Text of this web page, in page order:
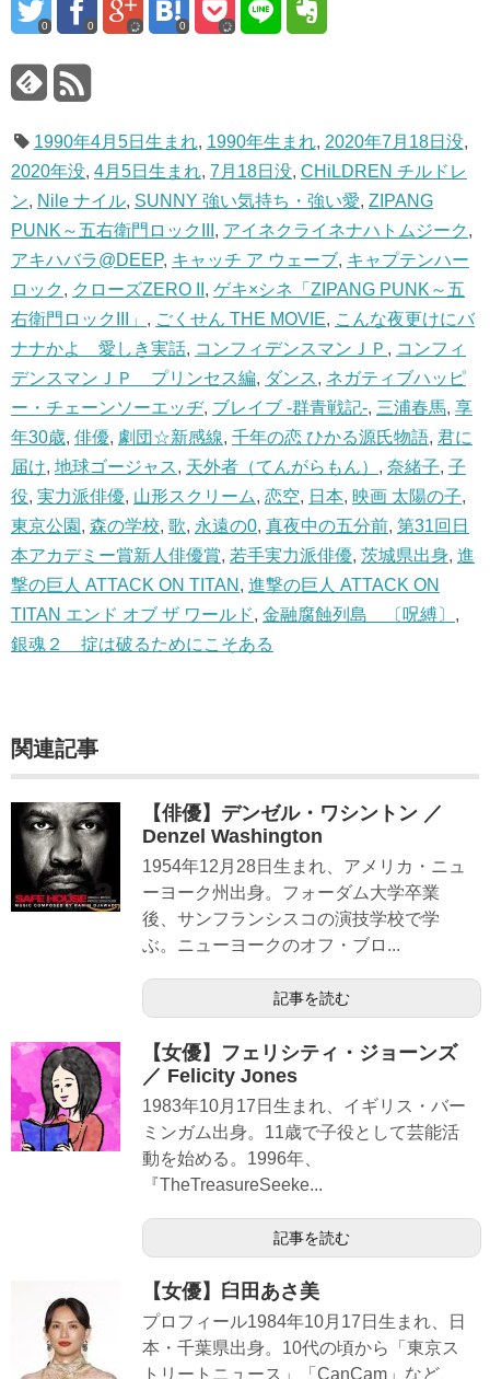
0 0 0
1990年4月5日生まれ, 1990年生まれ, 2020年7月18日没,
2020年没, 4月5日生まれ, 7月18日没, CHiLDREN チルドレ
ン, Nile ナイル, SUNNY 強い気持ち・強い愛, ZIPANG
PUNK～五右衛門ロックIII , アイネクライネナハトムジーク ,
アキハバラ@DEEP, キャッチ ア ウェーブ, キャプテンハー
ロック , クローズZERO II , ゲキ×シネ「ZIPANG PUNK～五
右衛門ロックIII」 , ごくせん THE MOVIE, こんな夜更けにバ
ナナかよ 愛しき実話, コンフィデンスマンＪＰ , コンフィ
デンスマンＪＰ プリンセス編, ダンス, ネガティブハッピ
ー・チェーンソーエッヂ, ブレイブ -群青戦記-, 三浦春馬, 享
年30歳, 俳優, 劇団☆新感線, 千年の恋 ひかる源氏物語, 君に
届け, 地球ゴージャス, 天外者（てんがらもん） , 奈緒子, 子
役, 実力派俳優, 山形スクリーム, 恋空, 日本, 映画 太陽の子,
東京公園 , 森の学校, 歌, 永遠の0, 真夜中の五分前, 第31回日
本アカデミー賞新人俳優賞, 若手実力派俳優, 茨城県出身, 進
撃の巨人 ATTACK ON TITAN , 進撃の巨人 ATTACK ON
TITAN エンド オブ ザ ワールド, 金融腐蝕列島 〔呪縛〕 ,
銀魂２ 掟は破るためにこそある
関連記事
【俳優】デンゼル・ワシントン ／
Denzel Washington
1954年12月28日生まれ、アメリカ・ニュ
ーヨーク州出身。フォーダム大学卒業
後、サンフランシスコの演技学校で学
ぶ。ニューヨークのオフ・ブロ...
記事を読む
【女優】フェリシティ・ジョーンズ
／ Felicity Jones
1983年10月17日生まれ、イギリス・バー
ミンガム出身。11歳で子役として芸能活
動を始める。1996年、
『TheTreasureSeeke...
記事を読む
【女優】臼田あさ美
プロフィール1984年10月17日生まれ、日
本・千葉県出身。10代の頃から「東京ス
トリートニュース」「CanCam」など、